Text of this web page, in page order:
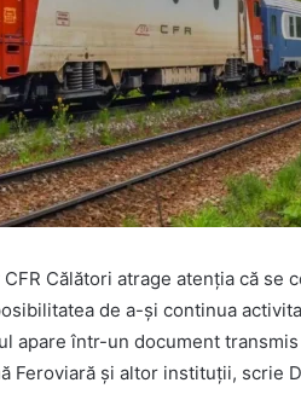
Călători atrage atenția că se
de a-și continua
apare într-un document
Feroviară și altor instituții, scrie